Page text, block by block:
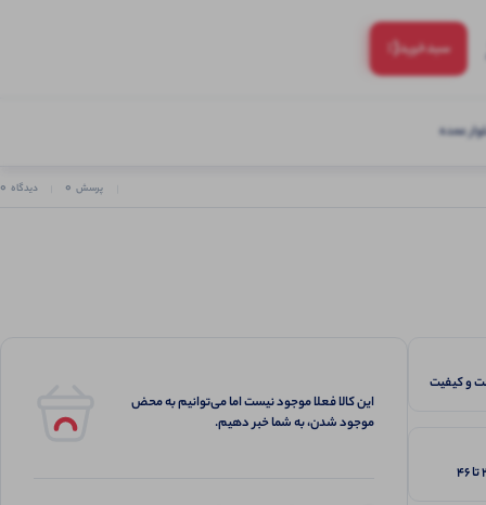
سبد‌خرید(:
عمده
پرسش 0 دیدگاه 0
و کیفیت
این کالا فعلا موجود نیست اما می‌توانیم به محض
موجود شدن، به شما خبر دهیم.